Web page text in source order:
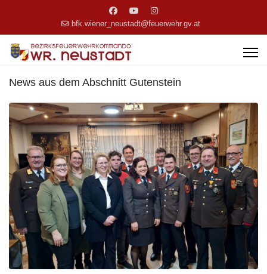
bfk.wiener_neustadt@feuerwehr.gv.at
News aus dem Abschnitt Gutenstein